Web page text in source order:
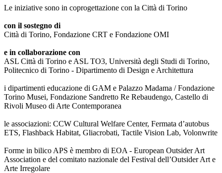
Le iniziative sono in coprogettazione con la Città di Torino
con il sostegno di
Città di Torino, Fondazione CRT e Fondazione OMI
e in collaborazione con
ASL Città di Torino e ASL TO3, Università degli Studi di Torino,
Politecnico di Torino - Dipartimento di Design e Architettura
i dipartimenti educazione di GAM e Palazzo Madama / Fondazione
Torino Musei, Fondazione Sandretto Re Rebaudengo, Castello di
Rivoli Museo di Arte Contemporanea
le associazioni: CCW Cultural Welfare Center, Fermata d’autobus
ETS, Flashback Habitat, Gliacrobati, Tactile Vision Lab, Volonwrite
Forme in bilico APS è membro di EOA - European Outsider Art
Association e del comitato nazionale del Festival dell’Outsider Art e
Arte Irregolare